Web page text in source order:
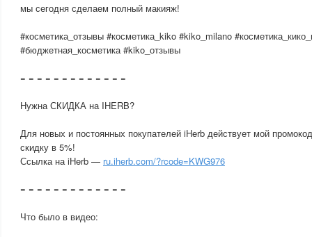
мы сегодня сделаем полный макияж!
#косметика_отзывы #косметика_kiko #kiko_milano
#бюджетная_косметика #kiko_отзывы
= = = = = = = = = = = = =
Нужна СКИДКА на IHERB?
Для новых и постоянных покупателей iHerb действует мой
скидку в 5%!
Ссылка на iHerb — ru.iherb.com/?rcode=KWG976
= = = = = = = = = = = = =
Что было в видео: